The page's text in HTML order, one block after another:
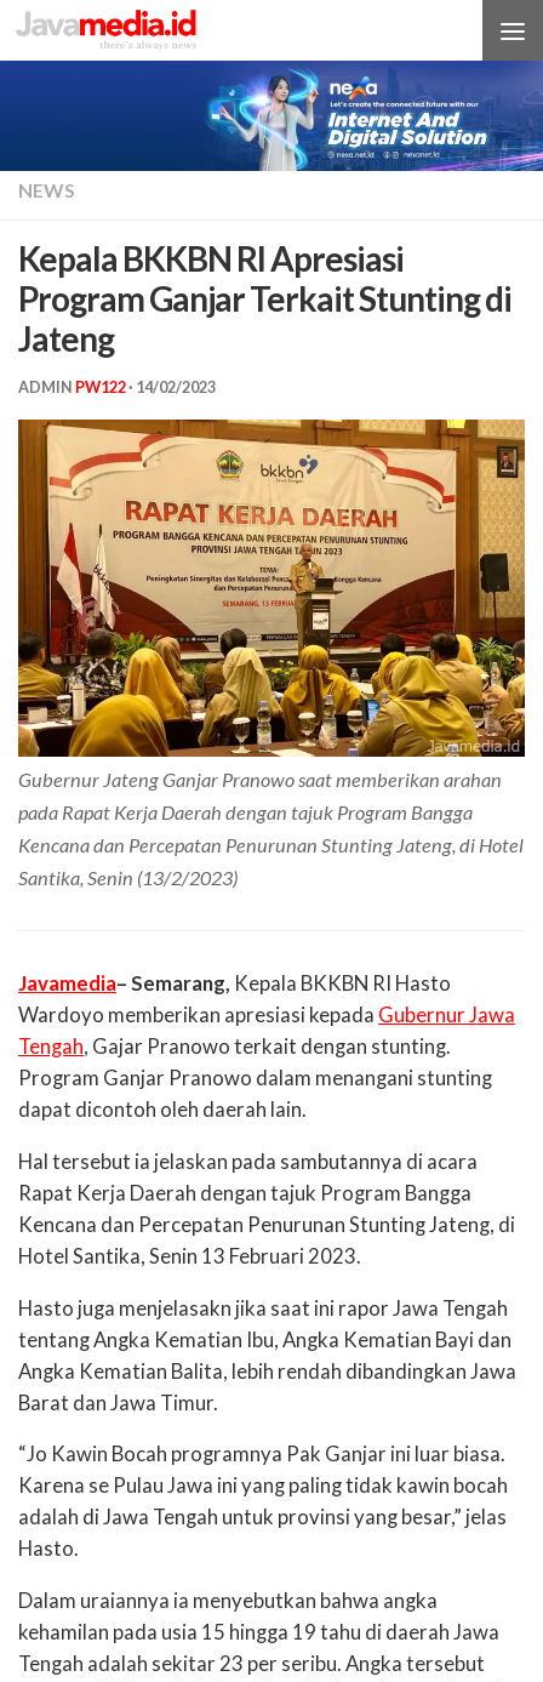
Skip to content
NEWS
Kepala BKKBN RI Apresiasi
Program Ganjar Terkait Stunting di
Jateng
ADMIN PW122· 14/02/2023
Gubernur Jateng Ganjar Pranowo saat memberikan arahan
pada Rapat Kerja Daerah dengan tajuk Program Bangga
Kencana dan Percepatan Penurunan Stunting Jateng, di Hotel
Santika, Senin (13/2/2023)
Javamedia– Semarang, Kepala BKKBN RI Hasto
Wardoyo memberikan apresiasi kepada Gubernur Jawa
Tengah, Gajar Pranowo terkait dengan stunting.
Program Ganjar Pranowo dalam menangani stunting
dapat dicontoh oleh daerah lain.
Hal tersebut ia jelaskan pada sambutannya di acara
Rapat Kerja Daerah dengan tajuk Program Bangga
Kencana dan Percepatan Penurunan Stunting Jateng, di
Hotel Santika, Senin 13 Februari 2023.
Hasto juga menjelasakn jika saat ini rapor Jawa Tengah
tentang Angka Kematian Ibu, Angka Kematian Bayi dan
Angka Kematian Balita, lebih rendah dibandingkan Jawa
Barat dan Jawa Timur.
“Jo Kawin Bocah programnya Pak Ganjar ini luar biasa.
Karena se Pulau Jawa ini yang paling tidak kawin bocah
adalah di Jawa Tengah untuk provinsi yang besar,” jelas
Hasto.
Dalam uraiannya ia menyebutkan bahwa angka
kehamilan pada usia 15 hingga 19 tahu di daerah Jawa
Tengah adalah sekitar 23 per seribu. Angka tersebut